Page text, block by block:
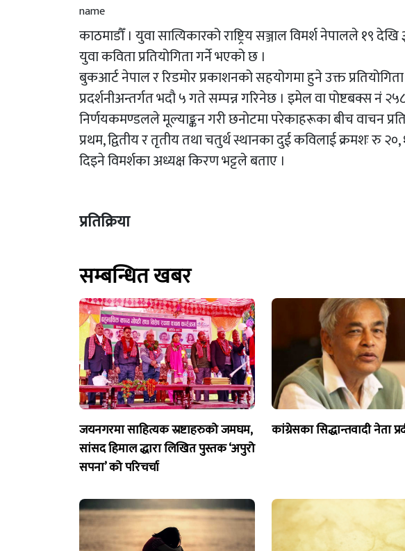
काठमाडौँ । युवा सात्यिकारको राष्ट्रिय सञ्जाल विमर्श नेपालले १९
युवा कविता प्रतियोगिता गर्ने भएको छ ।
बुकआर्ट नेपाल र रिडमोर प्रकाशनको सहयोगमा हुने उक्त
प्रदर्शनीअन्तर्गत भदौ ५ गते सम्पन्न गरिनेछ । इमेल वा पोष्टबक्स नं
निर्णयकमण्डलले मूल्याङ्कन गरी छनोटमा परेकाहरूका बीच वाचन
प्रथम, द्वितीय र तृतीय तथा चतुर्थ स्थानका दुई कविलाई क्रमशः रु
दिइने विमर्शका अध्यक्ष किरण भट्टले बताए ।
प्रतिक्रिया
सम्बन्धित खबर
जयनगरमा साहित्यक स्रष्टाहरुको जमघम,
सांसद हिमाल द्धारा लिखित पुस्तक ‘अपुरो
सपना’ को परिचर्चा
कांग्रेसका सिद्धान्तवादी नेता